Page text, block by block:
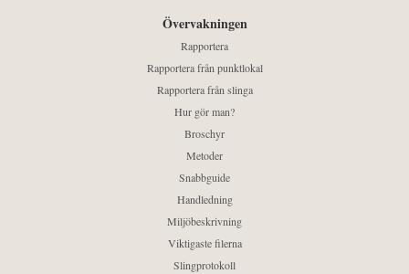
Övervakningen
Rapportera
Rapportera från punktlokal
Rapportera från slinga
Hur gör man?
Broschyr
Metoder
Snabbguide
Handledning
Miljöbeskrivning
Viktigaste filerna
Slingprotokoll